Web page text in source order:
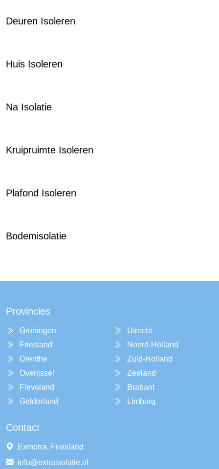
Deuren Isoleren
Huis Isoleren
Na Isolatie
Kruipruimte Isoleren
Plafond Isoleren
Bodemisolatie
Provincies
Groningen
Friesland
Drenthe
Overijssel
Flevoland
Gelderland
Utrecht
Noord-Holland
Zuid-Holland
Zeeland
Brabant
Limburg
Contact
Exmorra, Friesland
info@extraisolatie.nl